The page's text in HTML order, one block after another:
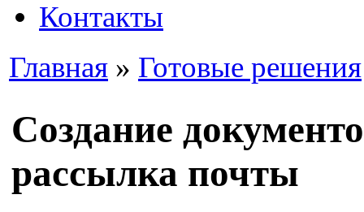
Контакты
Главная » Готовые решения
Создание
рассылка почты